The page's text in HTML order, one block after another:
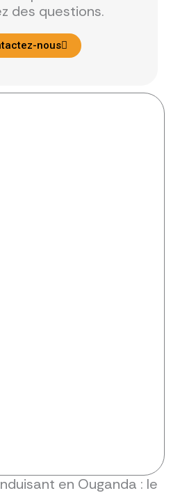
des questions.
nous
en Ouganda : le